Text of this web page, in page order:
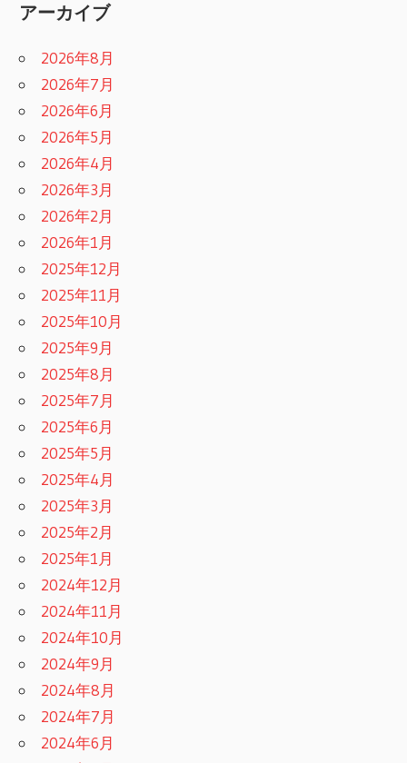
アーカイブ
2026年8月
2026年7月
2026年6月
2026年5月
2026年4月
2026年3月
2026年2月
2026年1月
2025年12月
2025年11月
2025年10月
2025年9月
2025年8月
2025年7月
2025年6月
2025年5月
2025年4月
2025年3月
2025年2月
2025年1月
2024年12月
2024年11月
2024年10月
2024年9月
2024年8月
2024年7月
2024年6月